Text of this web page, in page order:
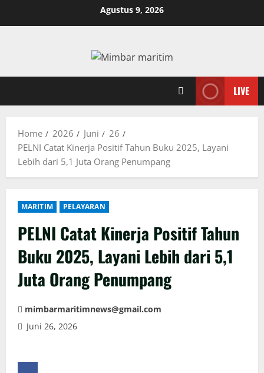
Agustus 9, 2026
LIVE
Home 2026 Juni
26
PELNI Catat Kinerja Positif Tahun Buku 2025, Layani
Lebih dari 5,1 Juta Orang Penumpang
MARITIM PELAYARAN
PELNI Catat Kinerja Positif Tahun
Buku 2025, Layani Lebih dari 5,1
Juta Orang Penumpang
mimbarmaritimnews@gmail.com
Juni 26, 2026